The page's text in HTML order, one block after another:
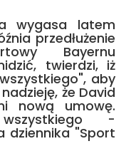
wygasa latem
przedłużenie
Bayernu
twierdzi, iż
aby
że David
nową umowę.
-
dziennika "Sport